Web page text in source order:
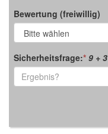
Bewertung (freiwillig)
Sicherheitsfrage:* 9 + 3